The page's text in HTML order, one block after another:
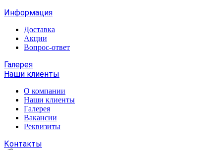
Информация
Доставка
Акции
Вопрос-ответ
Галерея
Наши клиенты
О компании
Наши клиенты
Галерея
Вакансии
Реквизиты
Контакты